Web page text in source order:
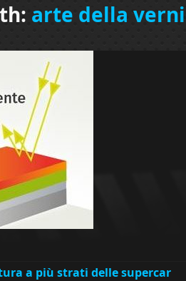
arte della
a più strati delle supercar